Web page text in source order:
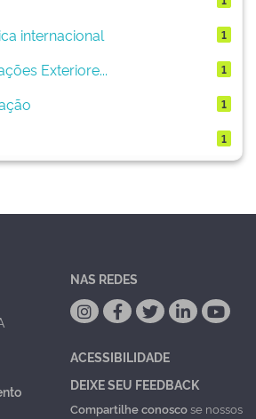
internacional 1
Exteriore... 1
1
1
NAS REDES
ACESSIBILIDADE
DEIXE SEU FEEDBACK
Compartilhe conoscose nossos